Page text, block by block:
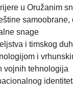
u Oružanim
samoobrane,
snage
i timskog
i
vojnih tehnologija